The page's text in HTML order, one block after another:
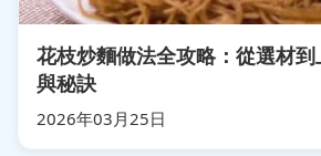
花枝炒麵做法全攻略：從選材
與秘訣
2026年03月25日